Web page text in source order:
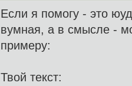
Если я помогу - это
вумная, а в смысле -
примеру:
Твой текст: